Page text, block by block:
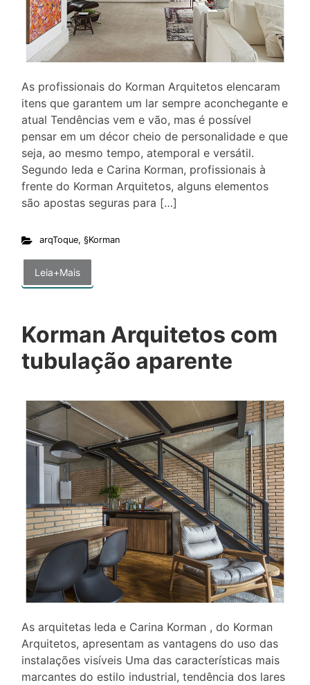
As profissionais do Korman Arquitetos elencaram
itens que garantem um lar sempre aconchegante e
atual Tendências vem e vão, mas é possível
pensar em um décor cheio de personalidade e que
seja, ao mesmo tempo, atemporal e versátil.
Segundo Ieda e Carina Korman, profissionais à
frente do Korman Arquitetos, alguns elementos
são apostas seguras para […]
arqToque, §Korman
Leia+Mais
Korman Arquitetos com
tubulação aparente
As arquitetas Ieda e Carina Korman , do Korman
Arquitetos, apresentam as vantagens do uso das
instalações visíveis Uma das características mais
marcantes do estilo industrial, tendência dos lares